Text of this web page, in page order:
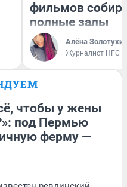
фильмов
полные залы
Алёна
Журналист НГС
чтобы у жены
под Пермью
ферму —